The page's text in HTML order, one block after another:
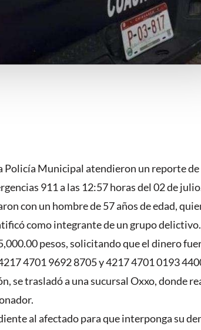
Policía Municipal atendieron un reporte
911 a las 12:57 horas del 02 de
con un hombre de 57 años de edad,
como integrante de un grupo delictivo.
pesos, solicitando que el dinero
4701 9692 8705 y 4217 4701 0193
se trasladó a una sucursal Oxxo, donde
al afectado para que interponga su